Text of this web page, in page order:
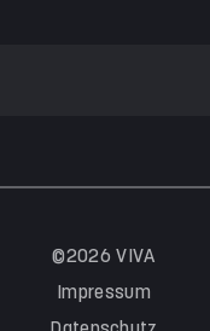
©2026 VIVA
Impressum